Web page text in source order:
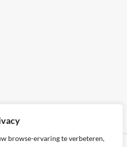
browse-ervaring te verbeteren,